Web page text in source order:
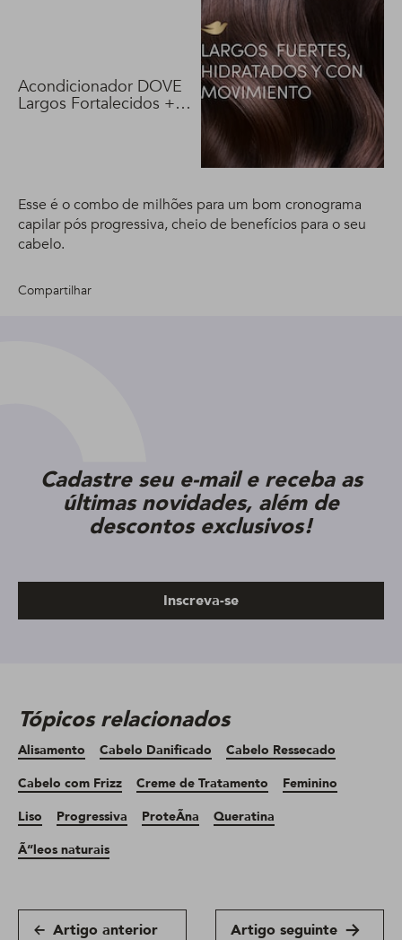
Acondicionador DOVE
Largos Fortalecidos +
Esse é o combo de milhões para um bom cronograma
capilar pós progressiva, cheio de benefícios para o seu
cabelo.
Compartilhar
Cadastre seu e-mail e receba as
últimas novidades, além de
descontos exclusivos!
Inscreva-se
Tópicos relacionados
Alisamento Cabelo Danificado
Cabelo Ressecado
Cabelo com Frizz
Creme de Tratamento
Feminino
Liso
Progressiva ProteÃ­na
Queratina
Ã“leos naturais
Artigo anterior Artigo seguinte